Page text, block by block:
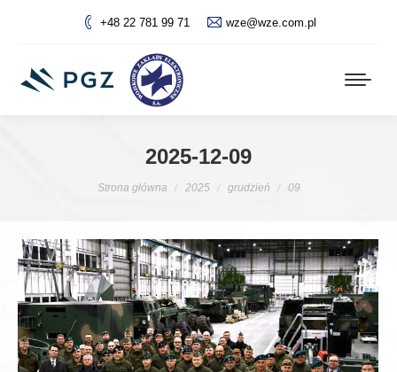
+48 22 781 99 71 wze@wze.com.pl
2025-12-09
Jesteś tutaj:
Strona główna 2025 grudzień 09